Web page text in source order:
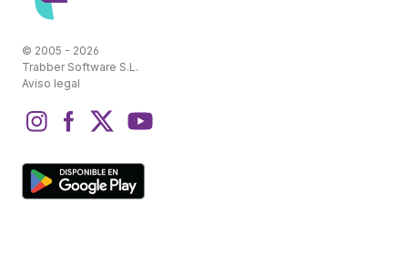
© 2005 - 2026
Trabber Software S.L.
Aviso legal